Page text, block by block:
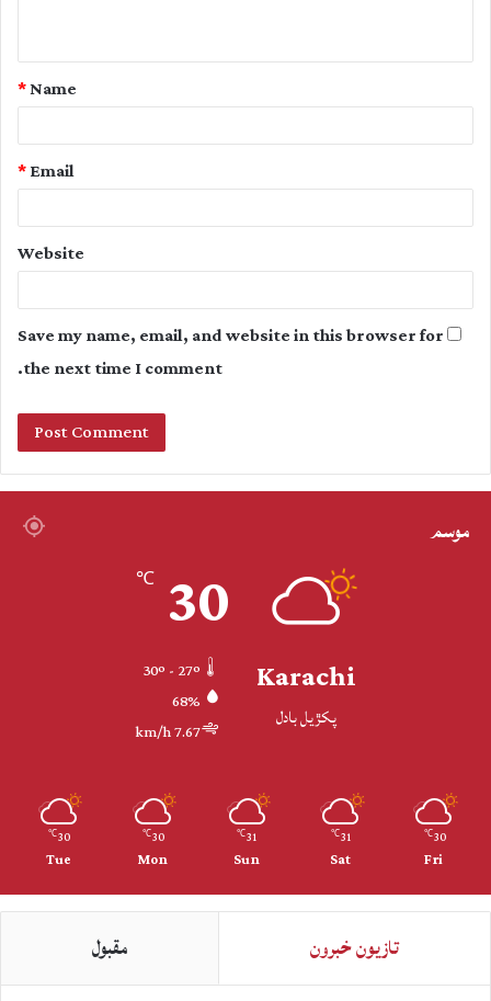
t
Name
*
Email
*
Website
Save my name, email, and website in this browser for
the next time I comment.
موسم
Karachi
پکڙيل بادل
30
℃
68%
7.67 km/h
30
℃
Fri
31
℃
Sat
31
℃
Sun
30
℃
Mon
30
℃
Tue
تازيون خبرون مقبول